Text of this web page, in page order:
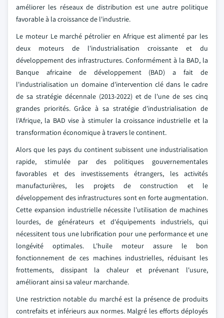
améliorer les réseaux de distribution est une autre politique
favorable à la croissance de l'industrie.
Le moteur Le marché pétrolier en Afrique est alimenté par les
deux moteurs de l'industrialisation croissante et du
développement des infrastructures. Conformément à la BAD, la
Banque africaine de développement (BAD) a fait de
l'industrialisation un domaine d'intervention clé dans le cadre
de sa stratégie décennale (2013-2022) et de l'une de ses cinq
grandes priorités. Grâce à sa stratégie d'industrialisation de
l'Afrique, la BAD vise à stimuler la croissance industrielle et la
transformation économique à travers le continent.
Alors que les pays du continent subissent une industrialisation
rapide, stimulée par des politiques gouvernementales
favorables et des investissements étrangers, les activités
manufacturières, les projets de construction et le
développement des infrastructures sont en forte augmentation.
Cette expansion industrielle nécessite l'utilisation de machines
lourdes, de générateurs et d'équipements industriels, qui
nécessitent tous une lubrification pour une performance et une
longévité optimales. L'huile moteur assure le bon
fonctionnement de ces machines industrielles, réduisant les
frottements, dissipant la chaleur et prévenant l'usure,
améliorant ainsi sa valeur marchande.
Une restriction notable du marché est la présence de produits
contrefaits et inférieurs aux normes. Malgré les efforts déployés